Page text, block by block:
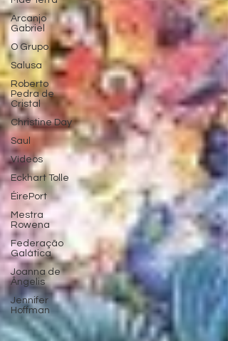
Arcanjo
Gabriel
O Grupo
Salusa
Roberto
Pedra de
Cristal
Christine Day
Saul
Vídeos
Eckhart Tolle
ÉirePort
Mestra
Rowena
Federação
Galática
Joanna de
Ângelis
Jennifer
Hoffman